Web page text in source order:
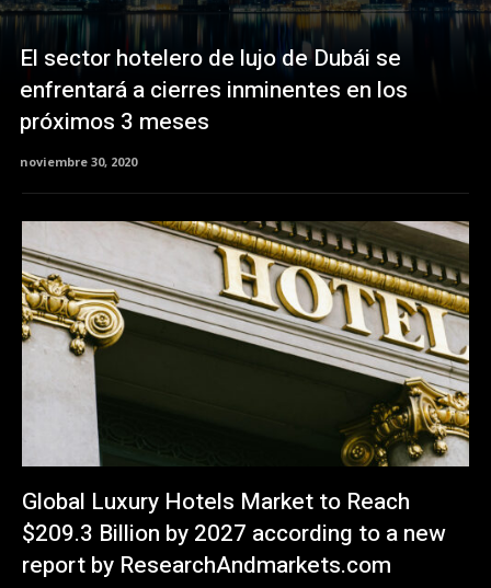
El sector hotelero de lujo de Dubái se
enfrentará a cierres inminentes en los
próximos 3 meses
noviembre 30, 2020
Global Luxury Hotels Market to Reach
$209.3 Billion by 2027 according to a new
report by ResearchAndmarkets.com